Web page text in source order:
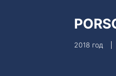
2018 год